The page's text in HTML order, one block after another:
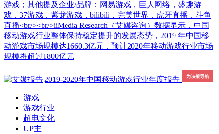
游戏；其他提及企业/品牌：网易游戏，巨人网络，盛趣游
戏，37游戏，紫龙游戏，bilibili，完美世界，虎牙直播，斗鱼
直播<br/><br/>iiMedia Research（艾媒咨询）数据显示，中国
移动游戏行业整体保持稳定提升的发展态势，2019 年中国移
动游戏市场规模达1660.3亿元，预计2020年移动游戏行业市场
规模将超过1800亿元
游戏
游戏行业
超电文化
UP主